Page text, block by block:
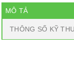
MÔ TẢ
THÔNG SỐ KỸ